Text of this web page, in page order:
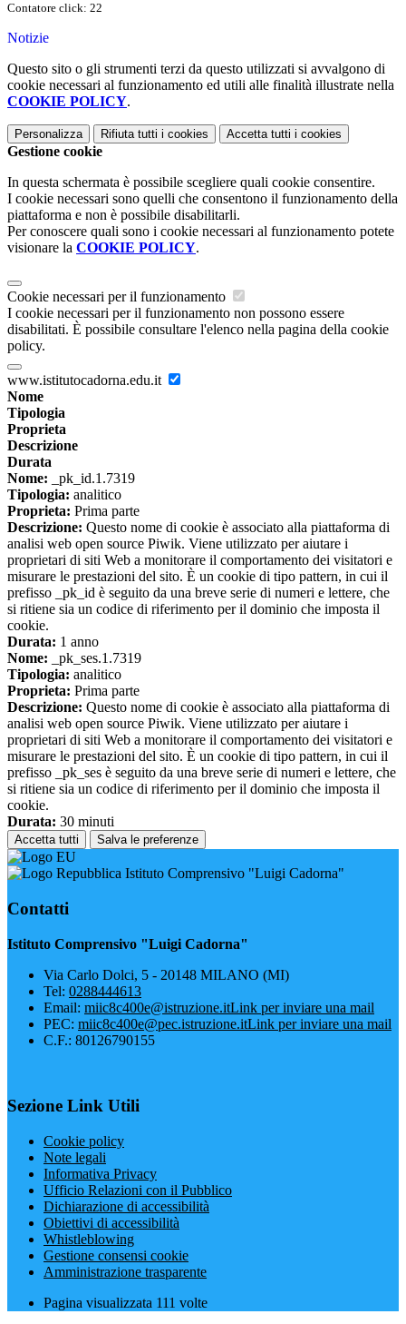
Contatore click: 22
Notizie
Questo sito o gli strumenti terzi da questo utilizzati si avvalgono di
cookie necessari al funzionamento ed utili alle finalità illustrate nella
COOKIE POLICY.
Personalizza Rifiuta tutti i cookies Accetta tutti i cookies
Gestione cookie
In questa schermata è possibile scegliere quali cookie consentire.
I cookie necessari sono quelli che consentono il funzionamento della
piattaforma e non è possibile disabilitarli.
Per conoscere quali sono i cookie necessari al funzionamento potete
visionare la COOKIE POLICY.
Cookie necessari per il funzionamento
I cookie necessari per il funzionamento non possono essere
disabilitati. È possibile consultare l'elenco nella pagina della cookie
policy.
www.istitutocadorna.edu.it
Nome
Tipologia
Proprieta
Descrizione
Durata
Nome: _pk_id.1.7319
Tipologia: analitico
Proprieta: Prima parte
Descrizione: Questo nome di cookie è associato alla piattaforma di
analisi web open source Piwik. Viene utilizzato per aiutare i
proprietari di siti Web a monitorare il comportamento dei visitatori e
misurare le prestazioni del sito. È un cookie di tipo pattern, in cui il
prefisso _pk_id è seguito da una breve serie di numeri e lettere, che
si ritiene sia un codice di riferimento per il dominio che imposta il
cookie.
Durata: 1 anno
Nome: _pk_ses.1.7319
Tipologia: analitico
Proprieta: Prima parte
Descrizione: Questo nome di cookie è associato alla piattaforma di
analisi web open source Piwik. Viene utilizzato per aiutare i
proprietari di siti Web a monitorare il comportamento dei visitatori e
misurare le prestazioni del sito. È un cookie di tipo pattern, in cui il
prefisso _pk_ses è seguito da una breve serie di numeri e lettere, che
si ritiene sia un codice di riferimento per il dominio che imposta il
cookie.
Durata: 30 minuti
Accetta tutti Salva le preferenze
Istituto Comprensivo "Luigi Cadorna"
Contatti
Istituto Comprensivo "Luigi Cadorna"
Via Carlo Dolci, 5 - 20148 MILANO (MI)
Tel: 0288444613
Email: miic8c400e@istruzione.itLink per inviare una mail
PEC: miic8c400e@pec.istruzione.itLink per inviare una mail
C.F.: 80126790155
Sezione Link Utili
Cookie policy
Note legali
Informativa Privacy
Ufficio Relazioni con il Pubblico
Dichiarazione di accessibilità
Obiettivi di accessibilità
Whistleblowing
Gestione consensi cookie
Amministrazione trasparente
Pagina visualizzata 111 volte